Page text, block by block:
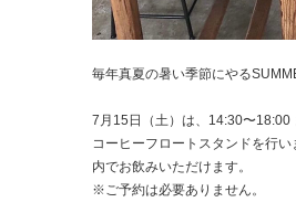
毎年真夏の暑い季節にやる
7月15日（土）は、14:30〜18:00
コーヒーフロートスタンドを行
内でお飲みいただけます。
※ご予約は必要ありません。